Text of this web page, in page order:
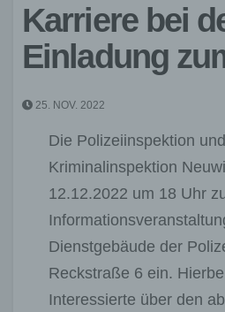
Karriere bei
Einladung
25. NOV. 2022
Die Polizeiinspektion und
Kriminalinspektion
12.12.2022 um 18 Uhr
Dienstgebäude der
Reckstraße 6 ein.
Interessierte über den